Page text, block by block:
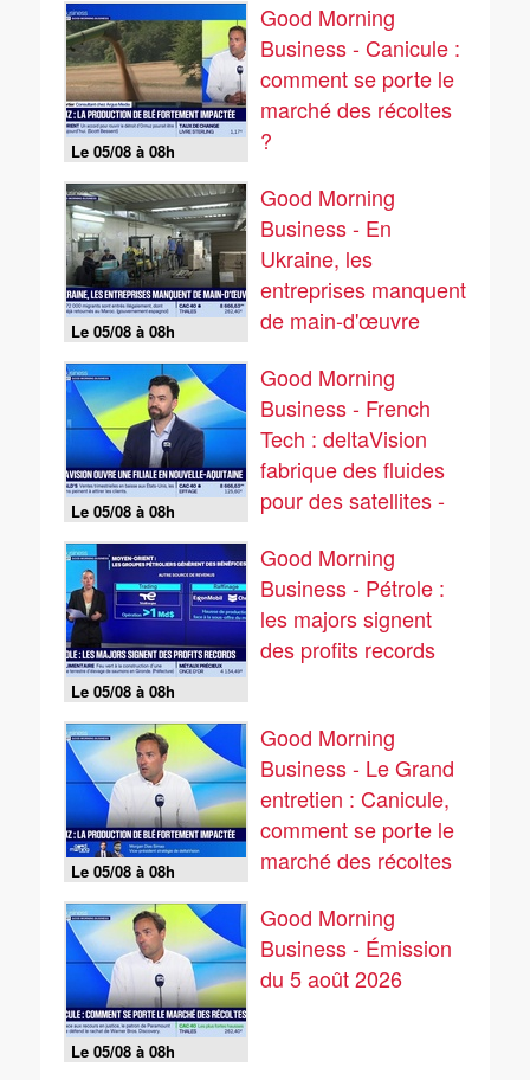
Le 05/08 à 08h
Good Morning
Business - Canicule :
comment se porte le
marché des récoltes
?
Le 05/08 à 08h
Good Morning
Business - En
Ukraine, les
entreprises manquent
de main-d'œuvre
Le 05/08 à 08h
Good Morning
Business - French
Tech : deltaVision
fabrique des fluides
pour des satellites -
Le 05/08 à 08h
Good Morning
Business - Pétrole :
les majors signent
des profits records
Le 05/08 à 08h
Good Morning
Business - Le Grand
entretien : Canicule,
comment se porte le
marché des récoltes
Le 05/08 à 08h
Good Morning
Business - Émission
du 5 août 2026